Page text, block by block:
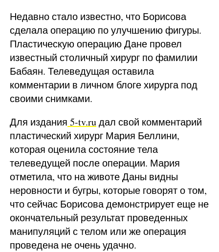
Недавно стало известно, что Борисова
сделала операцию по улучшению фигуры.
Пластическую операцию Дане провел
известный столичный хирург по фамилии
Бабаян. Телеведущая оставила
комментарии в личном блоге хирурга под
своими снимками.
Для издания 5-tv.ruдал свой комментарий
пластический хирург Мария Беллини,
которая оценила состояние тела
телеведущей после операции. Мария
отметила, что на животе Даны видны
неровности и бугры, которые говорят о том,
что сейчас Борисова демонстрирует еще не
окончательный результат проведенных
манипуляций с телом или же операция
проведена не очень удачно.